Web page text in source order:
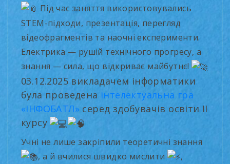
Під час заняття використовувались
STEM-підходи, презентація, перегляд
відеофрагментів та наочні експерименти.
Електрика — рушій технічного прогресу, а
знання — сила, що відкриває майбутнє!
03.12.2025 викладачем інформатики
була проведена інтелектуальна гра
«ІНФОБАТЛ» серед здобувачів освіти ІІ
курсу
Учні не лише закріпили теоретичні знання
, а й вчилися швидко мислити
,